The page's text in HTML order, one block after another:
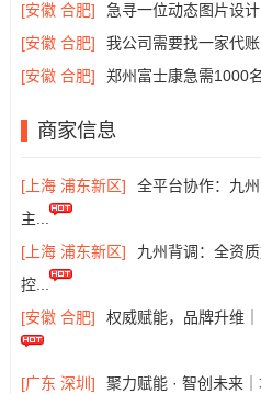
[安徽 合肥]
急寻一位动态图片设
[安徽 合肥]
我公司需要找一家代
[安徽 合肥]
郑州富士康急需1000
商家信息
[上海 浦东新区]
全平台协作：九
主...
[上海 浦东新区]
九州背调：全资
控...
[安徽 合肥]
权威赋能，品牌升维
[广东 深圳]
聚力赋能 · 智创未来